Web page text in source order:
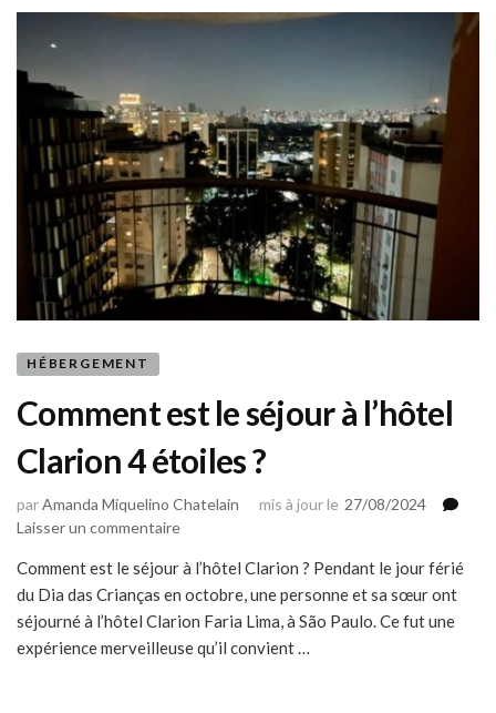
étoiles
HÉBERGEMENT
Comment est le séjour à l’hôtel
Clarion 4 étoiles ?
parAmanda Miquelino Chatelain mis à jour le 27/08/2024
Laisser un commentairesur
est
le
séjour
à
Comment est le séjour à l’hôtel Clarion ? Pendant le jour férié
du Dia das Crianças en octobre, une personne et sa sœur ont
séjourné à l’hôtel Clarion Faria Lima, à São Paulo. Ce fut une
expérience merveilleuse qu’il convient …